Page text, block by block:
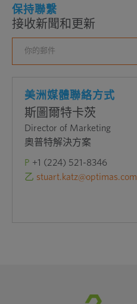
保持聯繫
接收新聞和更新
美洲媒體聯絡方式
斯圖爾特卡茨
Director of Marketing
奧普特解決方案
P +1 (224) 521-8346
乙 stuart.katz@optimas.com